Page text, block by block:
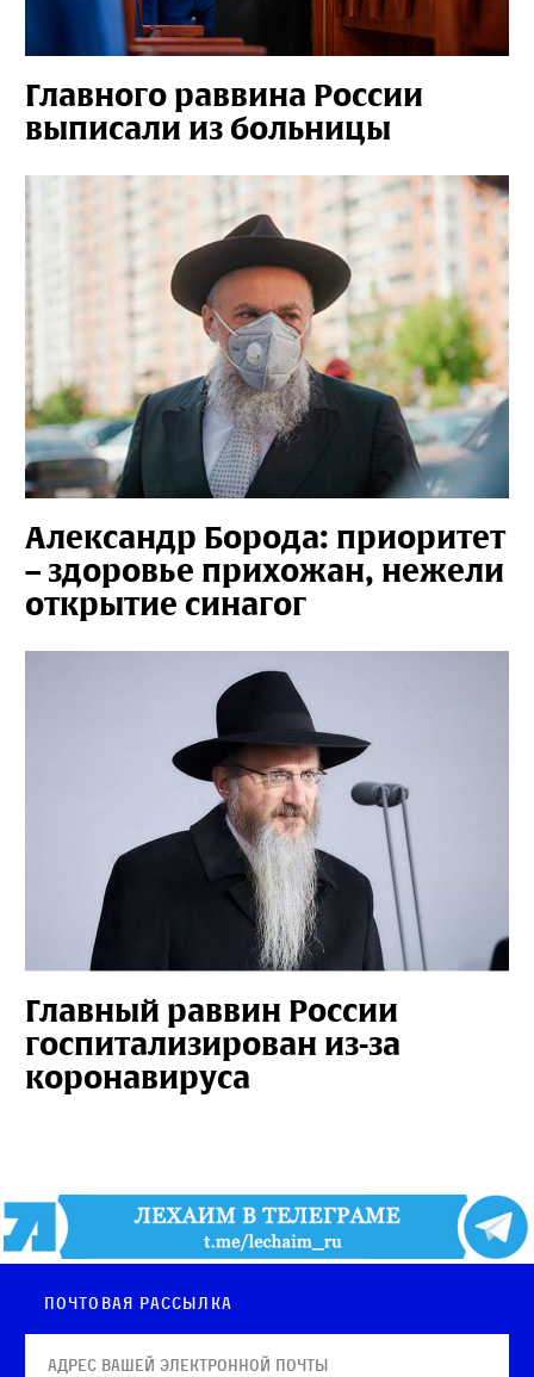
Главного раввина России
выписали из больницы
Александр Борода: приоритет
– здоровье прихожан, нежели
открытие синагог
Главный раввин России
госпитализирован из-за
коронавируса
Почтовая рассылка